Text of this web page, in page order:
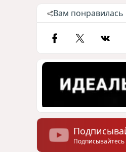
Вам понравилась